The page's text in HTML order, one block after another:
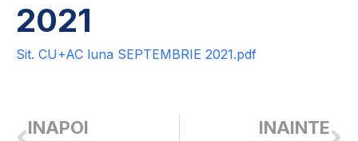
2021
Sit. CU+AC luna SEPTEMBRIE 2021.pdf
INAPOI INAINTE